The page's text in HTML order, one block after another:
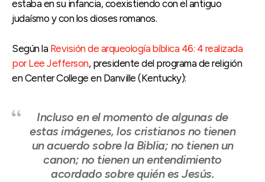
estaba en su infancia, coexistiendo con el antiguo
judaísmo y con los dioses romanos.
Según la Revisión de arqueología bíblica 46: 4 realizada
por Lee Jefferson, presidente del programa de religión
en Center College en Danville (Kentucky):
Incluso en el momento de algunas de
estas imágenes, los cristianos no tienen
un acuerdo sobre la Biblia; no tienen un
canon; no tienen un entendimiento
acordado sobre quién es Jesús.